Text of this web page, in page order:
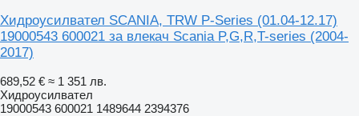
Хидроусилвател SCANIA, TRW P-Series (01.04-12.17)
19000543 600021 за влекач Scania P,G,R,T-series (2004-
2017)
689,52 € ≈ 1 351 лв.
Хидроусилвател
19000543 600021 1489644 2394376